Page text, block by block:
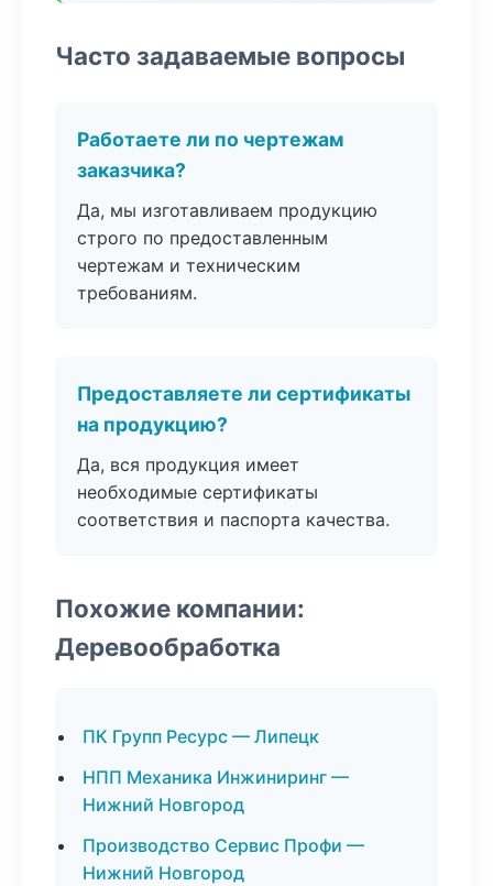
Часто задаваемые вопросы
Работаете ли по чертежам
заказчика?
Да, мы изготавливаем продукцию
строго по предоставленным
чертежам и техническим
требованиям.
Предоставляете ли сертификаты
на продукцию?
Да, вся продукция имеет
необходимые сертификаты
соответствия и паспорта качества.
Похожие компании:
Деревообработка
ПК Групп Ресурс — Липецк
НПП Механика Инжиниринг —
Нижний Новгород
Производство Сервис Профи —
Нижний Новгород